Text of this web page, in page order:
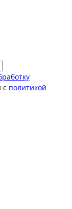
с политикой